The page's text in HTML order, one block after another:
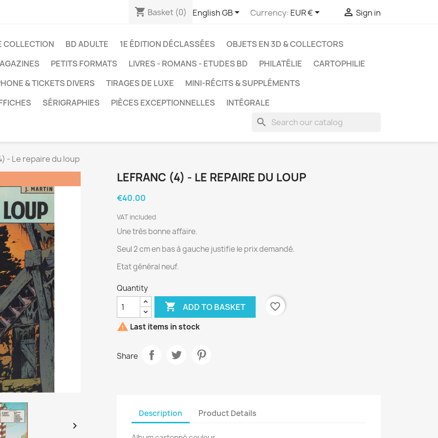
shopping_cart Basket (0) English GB Currency: EUR €  Sign in
COLLECTION BD ADULTE 1E ÉDITION DÉCLASSÉES
OBJETS EN 3D & COLLECTORS
PETITS FORMATS LIVRES - ROMANS - ETUDES BD PHILATÉLIE
CARTOPHILIE
& TICKETS DIVERS
TIRAGES DE LUXE
MINI-RÉCITS & SUPPLÉMENTS
SÉRIGRAPHIES PIÈCES EXCEPTIONNELLES INTÉGRALE
search
- Le repaire du loup

LEFRANC (4) - LE REPAIRE DU LOUP
€40.00
VAT included
Une très bonne affaire.
Seul 2 cm en bas à gauche justifie le prix demandé.
Etat général neuf.
Quantity
 ADD TO BASKET
favorite_border
 Last items in stock
Share
Description Product Details